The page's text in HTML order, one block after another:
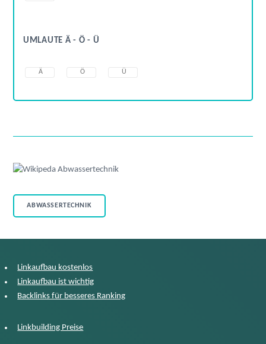
UMLAUTE Ä - Ö - Ü
Ä Ö Ü
ABWASSERTECHNIK
Linkaufbau kostenlos
Linkaufbau ist wichtig
Backlinks für besseres Ranking
Linkbuilding Preise